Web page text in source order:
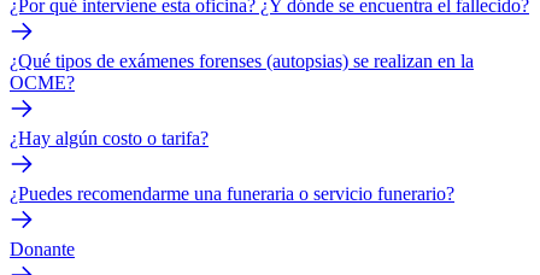
¿Por qué interviene esta oficina? ¿Y dónde se encuentra el fallecido?
¿Qué tipos de exámenes forenses (autopsias) se realizan en la
OCME?
¿Hay algún costo o tarifa?
¿Puedes recomendarme una funeraria o servicio funerario?
Donante